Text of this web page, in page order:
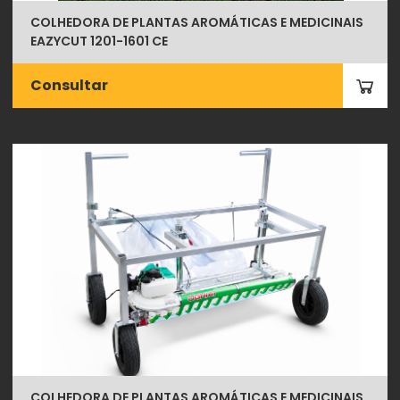
COLHEDORA DE PLANTAS AROMÁTICAS E MEDICINAIS
EAZYCUT 1201-1601 CE
Consultar